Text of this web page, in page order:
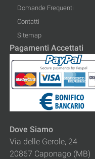
Domande Frequenti
Contatti
Sitemap
Pagamenti Accettati
Dove Siamo
Via delle Gerole, 24
20867 Caponago (MB)